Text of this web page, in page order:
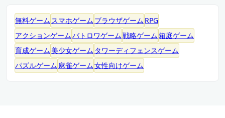
無料ゲーム スマホゲーム ブラウザゲーム RPG
アクションゲームバトロワゲーム戦略ゲーム箱庭ゲーム
育成ゲーム 美少女ゲーム タワーディフェンスゲーム
パズルゲーム 麻雀ゲーム女性向けゲーム